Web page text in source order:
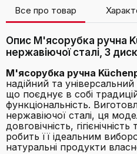
Все про товар
Опис М'ясорубка ручна
нержавіючої сталі, 3
М'ясорубка ручна
надійний та
що поєднує в собі
функціональність.
нержавіючої сталі, ця
довговічність,
робить її ідеальним
натуральні продукти